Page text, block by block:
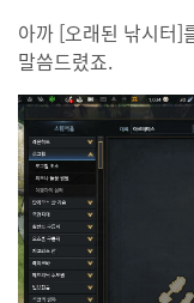
아까 [오래된 낚시터]
말씀드렸죠.